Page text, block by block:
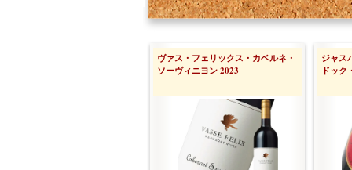
ヴァス・フェリックス・カベルネ・
ソーヴィニヨン 2023
ジャス
ドッ